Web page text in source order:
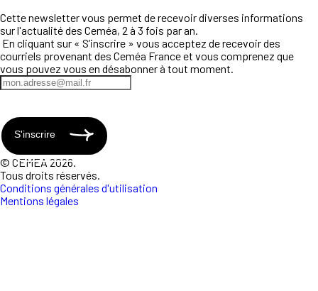
Cette newsletter vous permet de recevoir diverses informations
sur l'actualité des Ceméa, 2 à 3 fois par an.
En cliquant sur « S’inscrire » vous acceptez de recevoir des
courriels provenant des Ceméa France et vous comprenez que
vous pouvez vous en désabonner à tout moment.
S'inscrire
© CEMEA 2026.
Tous droits réservés.
Conditions générales d'utilisation
Mentions légales